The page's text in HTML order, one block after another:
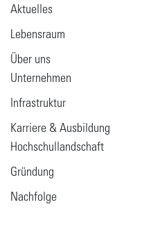
Aktuelles
Lebensraum
Über uns
Unternehmen
Infrastruktur
Karriere & Ausbildung
Hochschullandschaft
Gründung
Nachfolge